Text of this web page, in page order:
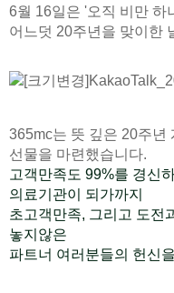
6월 16일은 '오직 비만 하
어느덧 20주년을 맞이한
365mc는 뜻 깊은 20주년
선물을 마련했습니다.
고객만족도 99%를 경신
의료기관이 되가까지
초고객만족, 그리고 도전
놓지않은
파트너 여러분들의 헌신